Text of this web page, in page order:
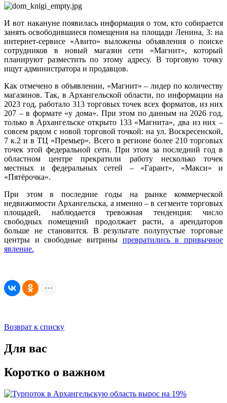
И вот накануне появилась информация о том, кто собирается
занять освободившиеся помещения на площади Ленина, 3: на
интернет-сервисе «Авито» выложены объявления о поиске
сотрудников в новый магазин сети «Магнит», который
планируют разместить по этому адресу. В торговую точку
ищут администратора и продавцов.
Как отмечено в объявлении, «Магнит» – лидер по количеству
магазинов. Так, в Архангельской области, по информации на
2023 год, работало 313 торговых точек всех форматов, из них
207 – в формате «у дома». При этом по данным на 2026 год,
только в Архангельске открыто 133 «Магнита», два из них –
совсем рядом с новой торговой точкой: на ул. Воскресенской,
7 к.2 и в ТЦ «Премьер». Всего в регионе более 210 торговых
точек этой федеральной сети. При этом за последний год в
областном центре прекратили работу несколько точек
местных и федеральных сетей – «Гарант», «Макси» и
«Пятёрочка».
При этом в последние годы на рынке коммерческой
недвижимости Архангельска, а именно – в сегменте торговых
площадей, наблюдается тревожная тенденция: число
свободных помещений продолжает расти, а арендаторов
больше не становится. В результате полупустые торговые
центры и свободные витрины превратились в привычное
явление.
Возврат к списку
Для вас
Коротко о важном